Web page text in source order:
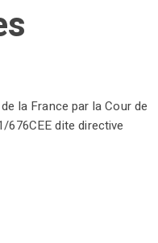
la France par la Cour de
676CEE dite directive